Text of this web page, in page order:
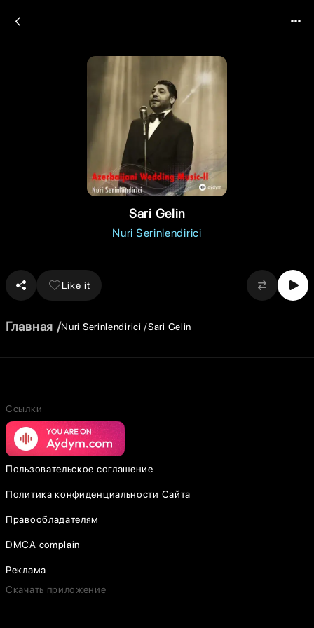
Sari Gelin
Nuri Serinlendirici
Like it
Главная Nuri Serinlendirici Sari Gelin
Ссылки
Пользовательское соглашение
Политика конфиденциальности Сайта
Правообладателям
DMCA complain
Реклама
Скачать приложение